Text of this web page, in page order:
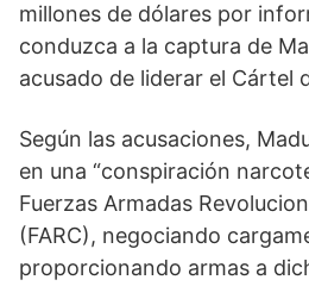
millones de dólares por
conduzca a la captura de
acusado de liderar el Cártel
Según las acusaciones,
en una “conspiración
Fuerzas Armadas
(FARC), negociando
proporcionando armas a